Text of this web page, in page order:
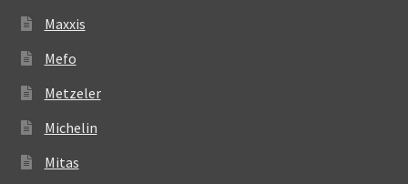
Maxxis
Mefo
Metzeler
Michelin
Mitas